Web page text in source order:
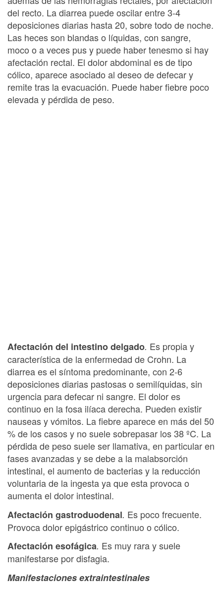
del recto. La diarrea puede oscilar entre 3-4
deposiciones diarias hasta 20, sobre todo de noche.
Las heces son blandas o líquidas, con sangre,
moco o a veces pus y puede haber tenesmo si hay
afectación rectal. El dolor abdominal es de tipo
cólico, aparece asociado al deseo de defecar y
remite tras la evacuación. Puede haber fiebre poco
elevada y pérdida de peso.
Afectación del intestino delgado. Es propia y
característica de la enfermedad de Crohn. La
diarrea es el síntoma predominante, con 2-6
deposiciones diarias pastosas o semilíquidas, sin
urgencia para defecar ni sangre. El dolor es
continuo en la fosa ilíaca derecha. Pueden existir
nauseas y vómitos. La fiebre aparece en más del 50
% de los casos y no suele sobrepasar los 38 ºC. La
pérdida de peso suele ser llamativa, en particular en
fases avanzadas y se debe a la malabsorción
intestinal, el aumento de bacterias y la reducción
voluntaria de la ingesta ya que esta provoca o
aumenta el dolor intestinal.
Afectación gastroduodenal. Es poco frecuente.
Provoca dolor epigástrico continuo o cólico.
Afectación esofágica. Es muy rara y suele
manifestarse por disfagia.
Manifestaciones extraintestinales